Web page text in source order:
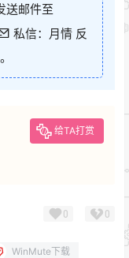
送邮件至
私信：月情 反
给TA打赏
0 0
WinMute下载